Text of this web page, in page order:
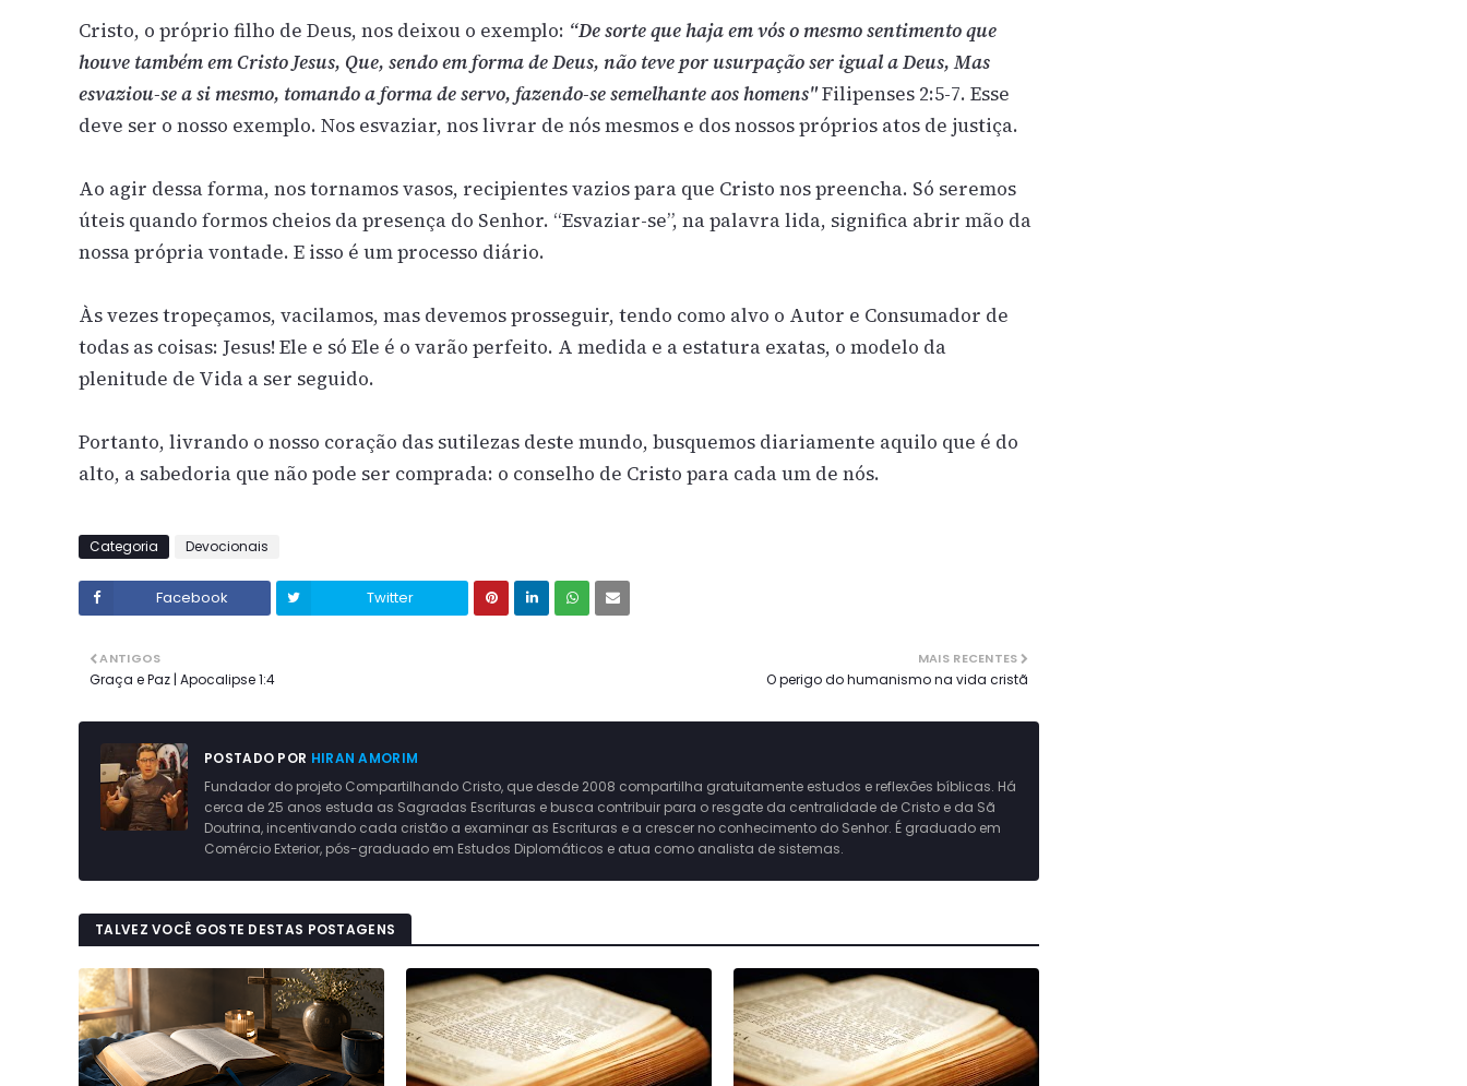
Cristo, o próprio filho de Deus, nos deixou o exemplo: “De sorte que haja em vós o mesmo sentimento que
houve também em Cristo Jesus, Que, sendo em forma de Deus, não teve por usurpação ser igual a Deus, Mas
esvaziou-se a si mesmo, tomando a forma de servo, fazendo-se semelhante aos homens"Filipenses 2:5-7. Esse
deve ser o nosso exemplo. Nos esvaziar, nos livrar de nós mesmos e dos nossos próprios atos de justiça.
Ao agir dessa forma, nos tornamos vasos, recipientes vazios para que Cristo nos preencha. Só seremos
úteis quando formos cheios da presença do Senhor. “Esvaziar-se”, na palavra lida, significa abrir mão da
nossa própria vontade. E isso é um processo diário.
Às vezes tropeçamos, vacilamos, mas devemos prosseguir, tendo como alvo o Autor e Consumador de
todas as coisas: Jesus! Ele e só Ele é o varão perfeito. A medida e a estatura exatas, o modelo da
plenitude de Vida a ser seguido.
Portanto, livrando o nosso coração das sutilezas deste mundo, busquemos diariamente aquilo que é do
alto, a sabedoria que não pode ser comprada: o conselho de Cristo para cada um de nós.
Categoria Devocionais
Facebook Twitter
MAIS RECENTES
O perigo do humanismo na vida cristã
ANTIGOS
Graça e Paz | Apocalipse 1:4
POSTADO POR HIRAN AMORIM
Fundador do projeto Compartilhando Cristo, que desde 2008 compartilha gratuitamente estudos e reflexões bíblicas. Há
cerca de 25 anos estuda as Sagradas Escrituras e busca contribuir para o resgate da centralidade de Cristo e da Sã
Doutrina, incentivando cada cristão a examinar as Escrituras e a crescer no conhecimento do Senhor. É graduado em
Comércio Exterior, pós-graduado em Estudos Diplomáticos e atua como analista de sistemas.
TALVEZ VOCÊ GOSTE DESTAS POSTAGENS